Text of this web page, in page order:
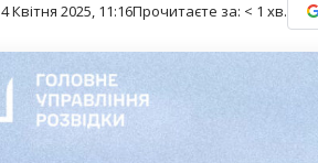
4 Квітня 2025, 11:16Прочитаєте за: < 1 хв.